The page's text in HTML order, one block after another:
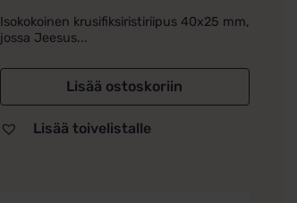
5.00/ 5
Isokokoinen krusifiksiristiriipus 40x25 mm,
jossa Jeesus...
Lisää ostoskoriin
Lisää toivelistalle